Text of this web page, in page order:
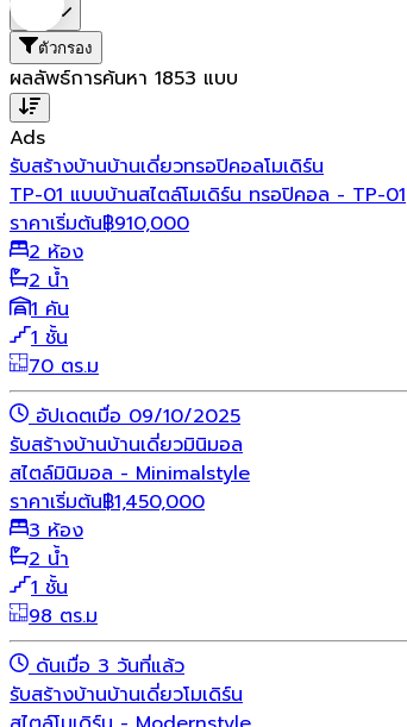
ตัวกรอง
ผลลัพธ์การค้นหา 1853 แบบ
Ads
รับสร้างบ้านบ้านเดี่ยวทรอปิคอลโมเดิร์น
TP-01 แบบบ้านสไตล์โมเดิร์น ทรอปิคอล - TP-01
ราคาเริ่มต้น฿910,000
2 ห้อง
2 น้ำ
1 คัน
1 ชั้น
70 ตร.ม
อัปเดตเมื่อ 09/10/2025
รับสร้างบ้านบ้านเดี่ยวมินิมอล
สไตล์มินิมอล - Minimalstyle
ราคาเริ่มต้น฿1,450,000
3 ห้อง
2 น้ำ
1 ชั้น
98 ตร.ม
ดันเมื่อ 3 วันที่แล้ว
รับสร้างบ้านบ้านเดี่ยวโมเดิร์น